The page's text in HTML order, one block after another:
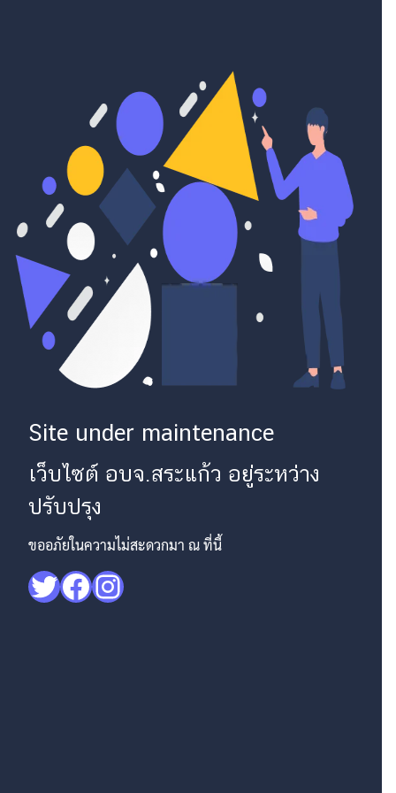
Site under maintenance
เว็บไซต์ อบจ.สระแก้ว อยู่ระหว่าง
ปรับปรุง
ขออภัยในความไม่สะดวกมา ณ ที่นี้
Twitter
Facebook
Instagram